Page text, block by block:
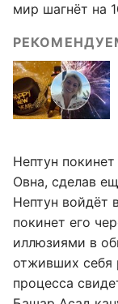
мир шагнёт на
Нептун
Овна, сделав
Нептун войдёт
покинет его
иллюзиями в
отживших себя
процесса